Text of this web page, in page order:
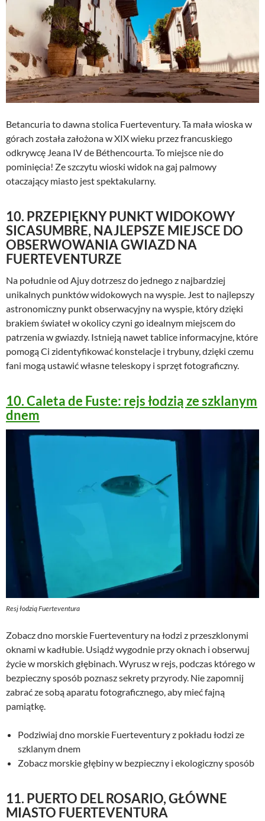
Betancuria to dawna stolica Fuerteventury. Ta mała wioska w
górach została założona w XIX wieku przez francuskiego
odkrywcę Jeana IV de Béthencourta. To miejsce nie do
pominięcia! Ze szczytu wioski widok na gaj palmowy
otaczający miasto jest spektakularny.
10. PRZEPIĘKNY PUNKT WIDOKOWY
SICASUMBRE, NAJLEPSZE MIEJSCE DO
OBSERWOWANIA GWIAZD NA
FUERTEVENTURZE
Na południe od Ajuy dotrzesz do jednego z najbardziej
unikalnych punktów widokowych na wyspie. Jest to najlepszy
astronomiczny punkt obserwacyjny na wyspie, który dzięki
brakiem świateł w okolicy czyni go idealnym miejscem do
patrzenia w gwiazdy. Istnieją nawet tablice informacyjne, które
pomogą Ci zidentyfikować konstelacje i trybuny, dzięki czemu
fani mogą ustawić własne teleskopy i sprzęt fotograficzny.
10. Caleta de Fuste: rejs łodzią ze szklanym
dnem
Resj łodzią Fuerteventura
Zobacz dno morskie Fuerteventury na łodzi z przeszklonymi
oknami w kadłubie. Usiądź wygodnie przy oknach i obserwuj
życie w morskich głębinach. Wyrusz w rejs, podczas którego w
bezpieczny sposób poznasz sekrety przyrody. Nie zapomnij
zabrać ze sobą aparatu fotograficznego, aby mieć fajną
pamiątkę.
Podziwiaj dno morskie Fuerteventury z pokładu łodzi ze
szklanym dnem
Zobacz morskie głębiny w bezpieczny i ekologiczny sposób
11. PUERTO DEL ROSARIO, GŁÓWNE
MIASTO FUERTEVENTURA